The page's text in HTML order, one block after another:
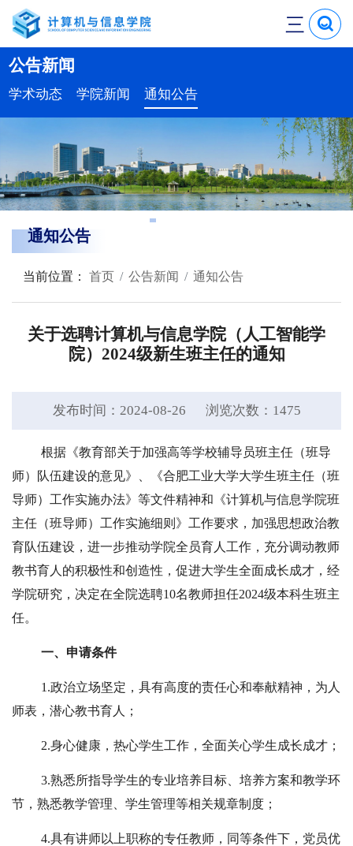
三
公告新闻
学术动态 学院新闻 通知公告
通知公告
当前位置： 首页 公告新闻 通知公告
关于选聘计算机与信息学院（人工智能学
院）2024级新生班主任的通知
发布时间：2024-08-26 浏览次数： 1475
根据《教育部关于加强高等学校辅导员班主任（班导
师）队伍建设的意见》、《合肥工业大学大学生班主任（班
导师）工作实施办法》等文件精神和《计算机与信息学院班
主任（班导师）工作实施细则》工作要求，加强思想政治教
育队伍建设，进一步推动学院全员育人工作，充分调动教师
教书育人的积极性和创造性，促进大学生全面成长成才，经
学院研究，决定在全院选聘10名教师担任2024级本科生班主
任。
一、申请条件
1.政治立场坚定，具有高度的责任心和奉献精神，为人
师表，潜心教书育人；
2.身心健康，热心学生工作，全面关心学生成长成才；
3.熟悉所指导学生的专业培养目标、培养方案和教学环
节，熟悉教学管理、学生管理等相关规章制度；
4.具有讲师以上职称的专任教师，同等条件下，党员优